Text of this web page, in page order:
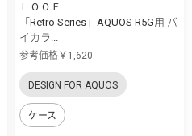
ＬＯＯＦ
「Retro Series」AQUOS R5G用 バ
イカラ...
参考価格￥1,620
DESIGN FOR AQUOS
ケース